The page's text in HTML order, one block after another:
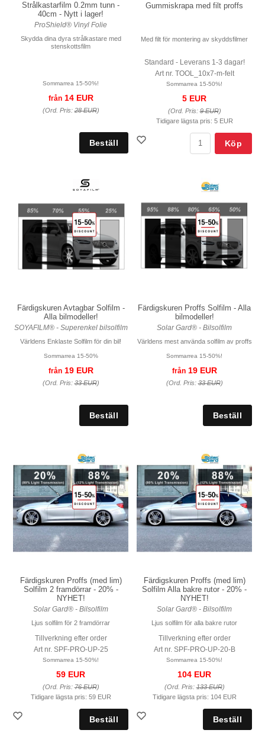
Strålkastarfilm 0.2mm tunn -
40cm - Nytt i lager!
ProShield® Vinyl Folie
Skydda dina dyra strålkastare med
stenskottsfilm
Sommarrea 15-50%!
från14 EUR
(Ord. Pris:28 EUR)
Gummiskrapa med filt proffs
Med filt för montering av skyddsfilmer
Standard - Leverans 1-3 dagar!
Art nr. TOOL_10x7-m-felt
Sommarrea 15-50%!
5 EUR
(Ord. Pris:9 EUR)
Tidigare lägsta pris: 5 EUR
Köp
Färdigskuren Avtagbar Solfilm -
Alla bilmodeller!
SOYAFILM® - Superenkel bilsolfilm
Världens Enklaste Solfilm för din bil!
Sommarrea 15-50%
från19 EUR
(Ord. Pris:33 EUR)
Färdigskuren Proffs Solfilm - Alla
bilmodeller!
Solar Gard® - Bilsolfilm
Världens mest använda solfilm av proffs
Sommarrea 15-50%!
från19 EUR
(Ord. Pris:33 EUR)
Färdigskuren Proffs (med lim)
Solfilm 2 framdörrar - 20% -
NYHET!
Solar Gard® - Bilsolfilm
Ljus solfilm för 2 framdörrar
Tillverkning efter order
Art nr. SPF-PRO-UP-25
Sommarrea 15-50%!
59 EUR
(Ord. Pris:76 EUR)
Tidigare lägsta pris: 59 EUR
Färdigskuren Proffs (med lim)
Solfilm Alla bakre rutor - 20% -
NYHET!
Solar Gard® - Bilsolfilm
Ljus solfilm för alla bakre rutor
Tillverkning efter order
Art nr. SPF-PRO-UP-20-B
Sommarrea 15-50%!
104 EUR
(Ord. Pris:133 EUR)
Tidigare lägsta pris: 104 EUR